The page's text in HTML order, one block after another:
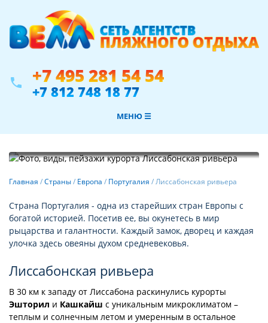
phone +7 495 281 54 54
+7 812 748 18 77
МЕНЮ ☰
Фотогалерея
Главная /Страны/ Европа / Португалия /Лиссабонская ривьера
Страна Португалия - одна из старейших стран Европы с
богатой историей. Посетив ее, вы окунетесь в мир
рыцарства и галантности. Каждый замок, дворец и каждая
улочка здесь овеяны духом средневековья.
Лиссабонская ривьера
В 30 км к западу от Лиссабона раскинулись курорты
Эшторил и Кашкайш с уникальным микроклиматом –
теплым и солнечным летом и умеренным в остальное